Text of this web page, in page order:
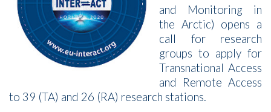
and Monitoring in
the Arctic) opens a
call for research
groups to apply for
Transnational Access
and Remote Access
to 39 (TA) and 26 (RA) research stations.